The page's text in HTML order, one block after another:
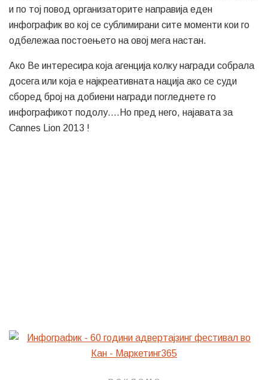
и по тој повод организаторите направија еден
инфографик во кој се сублимирани сите моменти кои го
одбележаа постоењето на овој мега настан.
Ако Ве интересира која агенција колку награди собрала
досега или која е најкреативната нација ако се суди
сборед број на добиени награди погледнете го
инфографикот подолу….Но пред него, најавата за
Cannes Lion 2013 !